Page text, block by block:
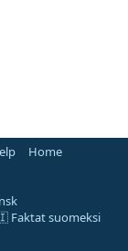
Home
Faktat suomeksi